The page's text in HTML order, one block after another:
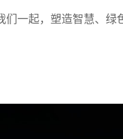
们一起，塑造智慧、绿